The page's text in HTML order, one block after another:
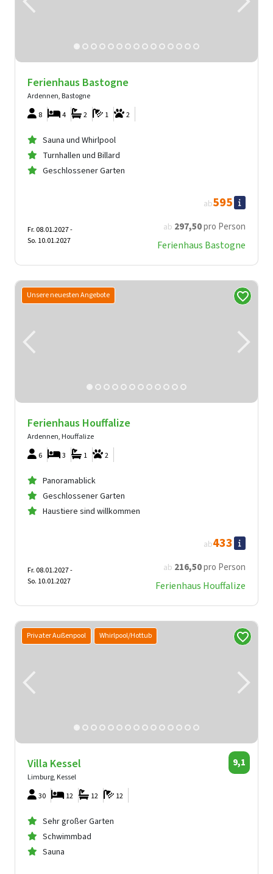
Ferienhaus Bastogne
Ardennen, Bastogne
8
2
1
2
4
Sauna und Whirlpool
Turnhallen und Billard
Geschlossener Garten
ab 297,50pro Person
ab595
Fr. 08.01.2027 -
So. 10.01.2027
Ferienhaus Bastogne
Unsere neuesten Angebote
Ferienhaus Houffalize
Ardennen, Houffalize
6
2
1
3
Panoramablick
Geschlossener Garten
Haustiere sind willkommen
ab 216,50pro Person
ab433
Fr. 08.01.2027 -
So. 10.01.2027
Ferienhaus Houffalize
Privater Außenpool Whirlpool/Hottub
Villa Kessel
Limburg, Kessel
9,1
30 12
12
12
Sehr großer Garten
Schwimmbad
Sauna